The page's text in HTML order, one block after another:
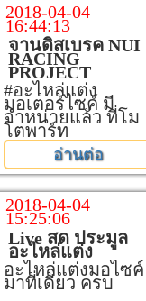
2018-04-04
16:44:13
จานดิสเบรค NUI
RACING
PROJECT
#อะไหล่แต่ง
มอเตอร์ไซค์ มี
จำหน่ายแล้ว ที่โม
โตพาร์ท
อ่านต่อ
2018-04-04
15:25:06
Live สด ประมูล
อะไหล่แต่ง
อะไหล่แต่งมอไซค์
มาที่เดียว ครบ